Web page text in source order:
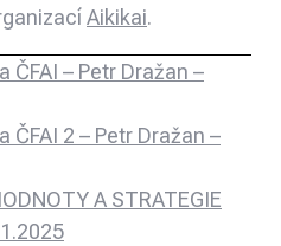
Aikikai.
ČFAI – Petr Dražan –
ČFAI 2 – Petr Dražan –
A STRATEGIE